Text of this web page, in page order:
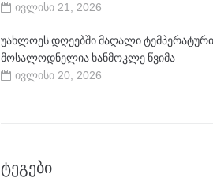
ივლისი 21, 2026
უახლოეს დღეებში მაღალი
მოსალოდნელია ხანმოკლე წვიმა
ივლისი 20, 2026
ᲢᲔᲒᲔᲑᲘ